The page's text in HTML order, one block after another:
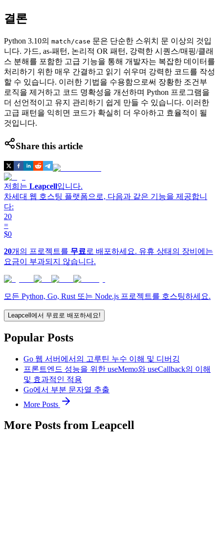
결론
Python 3.10의 match/case 문은 단순한 스위치 문 이상의 것입
니다. 가드, as-패턴, 논리적 OR 패턴, 강력한 시퀀스/매핑/클래
스 분해를 포함한 고급 기능을 통해 개발자는 복잡한 데이터를
처리하기 위한 매우 간결하고 읽기 쉬우며 강력한 코드를 작성
할 수 있습니다. 이러한 기법을 수용함으로써 장황한 조건부
로직을 제거하고 코드 명확성을 개선하며 Python 프로그램을
더 선언적이고 유지 관리하기 쉽게 만들 수 있습니다. 이러한
고급 패턴을 익히면 코드가 확실히 더 우아하고 효율적이 될
것입니다.
Share this article
저희는 Leapcell입니다.
차세대 웹 호스팅 플랫폼으로, 다음과 같은 기능을 제공합니
다:
20
=
$0
20개의 프로젝트를 무료 로 배포하세요. 유휴 상태의 장비에는
요금이 부과되지 않습니다.
모든 Python, Go, Rust 또는 Node.js 프로젝트를 호스팅하세요.
Leapcell에서 무료로 배포하세요!
Popular Posts
Go 웹 서버에서의 고루틴 누수 이해 및 디버깅
프론트엔드 성능을 위한 useMemo와 useCallback의 이해
및 효과적인 적용
Go에서 부분 문자열 추출
More Posts
More Posts from Leapcell